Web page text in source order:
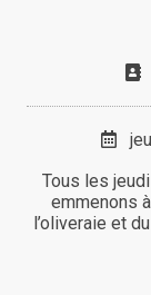
Tous les
emmenons
l’oliveraie et